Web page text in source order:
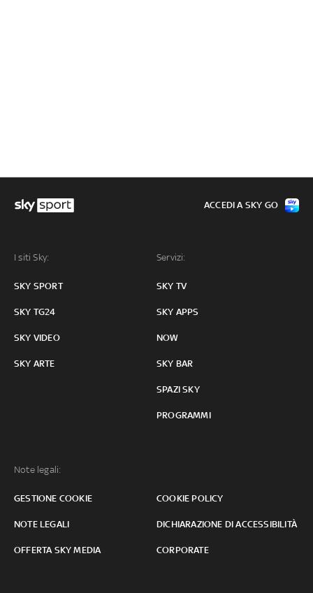
I siti Sky:
SKY SPORT
SKY TG24
SKY VIDEO
SKY ARTE
Servizi:
SKY TV
SKY APPS
NOW
SKY BAR
SPAZI SKY
PROGRAMMI
Note legali:
GESTIONE COOKIE COOKIE POLICY
NOTE LEGALI DICHIARAZIONE DI ACCESSIBILITÀ
OFFERTA SKY MEDIA CORPORATE
ACCEDI A SKY GO